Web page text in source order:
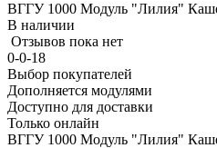
ВГГУ 1000 Модуль "Лилия"
В наличии
Отзывов пока нет
0-0-18
Выбор покупателей
Дополняется модулями
Доступно для доставки
Только онлайн
ВГГУ 1000 Модуль "Лилия"